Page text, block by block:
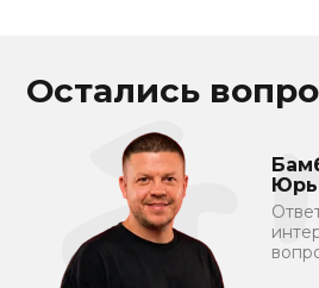
Остались